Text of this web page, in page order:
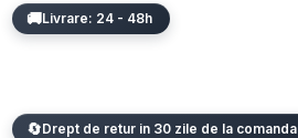
Livrare: 24 - 48h
Drept de retur in 30 zile de la comanda